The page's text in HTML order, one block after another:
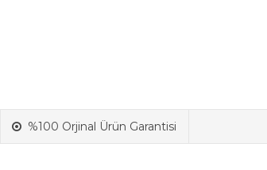
%100 Orjinal Ürün Garantisi